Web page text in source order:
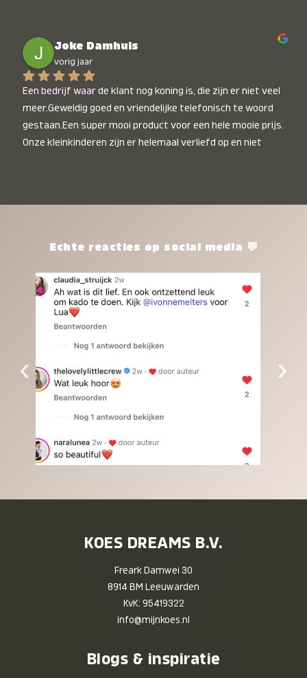
Joke Damhuis
vorig jaar
Een bedrijf waar de klant nog koning is, die zijn er niet veel
meer.Geweldig goed en vriendelijke telefonisch te woord
gestaan.Een super mooi product voor een hele mooie prijs.
Onze kleinkinderen zijn er helemaal verliefd op en niet
het waard.Echte reacties op social media 💬
‹ ›
KOES DREAMS B.V.
Freark Damwei 30
8914 BM Leeuwarden
KvK: 95419322
info@mijnkoes.nl
Blogs & inspiratie